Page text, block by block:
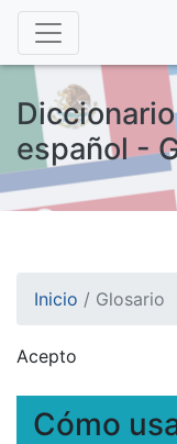
español -
Inicio / Glosario
Acepto
Esto nos ayuda a
Cómo